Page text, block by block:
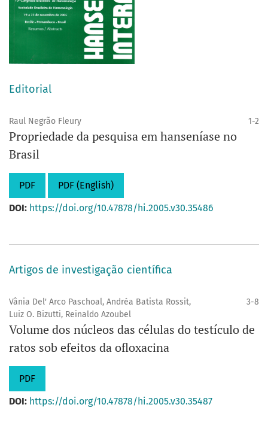
Editorial
Raul Negrão Fleury 1-2
Propriedade da pesquisa em hanseníase no
Brasil
PDF
PDF (English)
DOI: https://doi.org/10.47878/hi.2005.v30.35486
Artigos de investigação científica
Vânia Del' Arco Paschoal, Andréa Batista Rossit,
Luiz O. Bizutti, Reinaldo Azoubel
3-8
Volume dos núcleos das células do testículo de
ratos sob efeitos da ofloxacina
PDF
DOI: https://doi.org/10.47878/hi.2005.v30.35487